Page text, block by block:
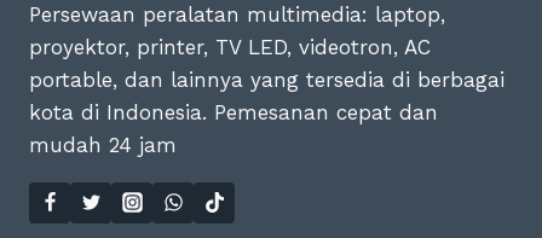
Persewaan peralatan multimedia: laptop,
proyektor, printer, TV LED, videotron, AC
portable, dan lainnya yang tersedia di berbagai
kota di Indonesia. Pemesanan cepat dan
mudah 24 jam